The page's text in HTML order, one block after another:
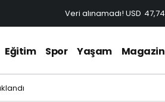
Veri alınamadı! USD 47,74
Eğitim Spor Yaşam Magazin